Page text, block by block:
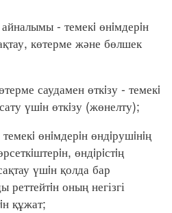
- темекi өнiмдерiн
көтерме және бөлшек
саудамен өткiзу - темекi
үшiн өткiзу (жөнелту);
өнiмдерiн өндiрушiнiң
өндiрiстiң
үшiн қолда бар
оның негізгі
құжат;